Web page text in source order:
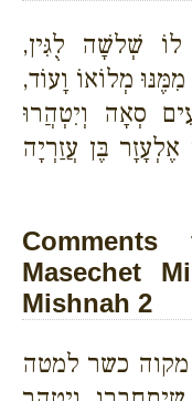
שְׁלשָׁה לֻגִּין,
מְלוֹאוֹ וָעוֹד,
סְאָה וְיִטְהֲרוּ
בֶּן עֲזַרְיָה
Masechet
Mishnah 2
מקוה כשר למטה